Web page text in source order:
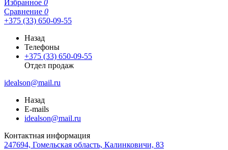
Избранное 0
Сравнение 0
+375 (33) 650-09-55
Назад
Телефоны
+375 (33) 650-09-55
Отдел продаж
idealson@mail.ru
Назад
E-mails
idealson@mail.ru
Контактная информация
247694, Гомельская область, Калинковичи, 83